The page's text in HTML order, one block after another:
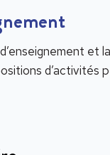
d’enseignement
d’activités